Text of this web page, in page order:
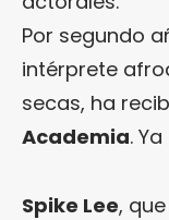
Por segundo
intérprete
secas, ha
Academia.
Spike Lee,